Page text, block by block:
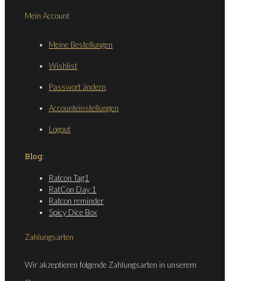
Mein Account
Meine Bestellungen
Wishlist
Passwort ändern
Accounteinstellungen
Logout
Blog:
Ratcon Tag1
RatCon Day 1
Ratcon reminder
Spicy Dice Box
Zahlungsarten
Wir akzeptieren folgende Zahlungsarten in unserem